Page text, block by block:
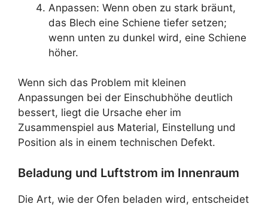
Anpassen: Wenn oben zu stark bräunt,
das Blech eine Schiene tiefer setzen;
wenn unten zu dunkel wird, eine Schiene
höher.
Wenn sich das Problem mit kleinen
Anpassungen bei der Einschubhöhe deutlich
bessert, liegt die Ursache eher im
Zusammenspiel aus Material, Einstellung und
Position als in einem technischen Defekt.
Beladung und Luftstrom im Innenraum
Die Art, wie der Ofen beladen wird, entscheidet